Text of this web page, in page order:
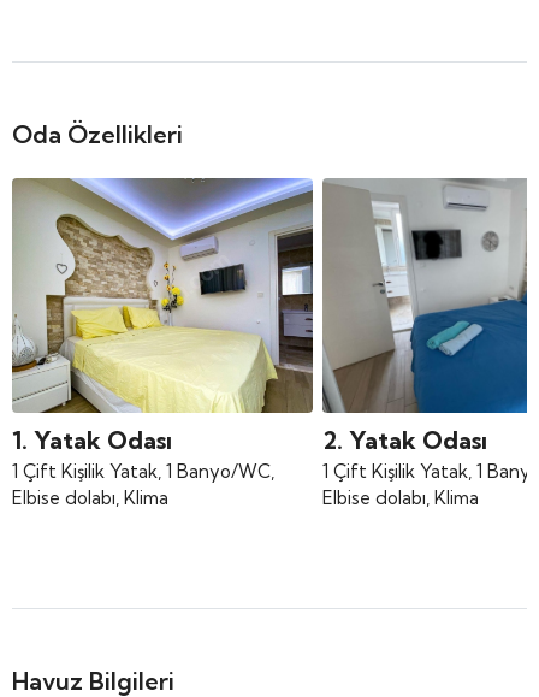
Oda Özellikleri
1. Yatak Odası
1 Çift Kişilik Yatak, 1 Banyo/WC,
Elbise dolabı, Klima
2. Yatak Odası
1 Çift Kişilik Yatak, 1
Elbise dolabı, Klima
Havuz Bilgileri